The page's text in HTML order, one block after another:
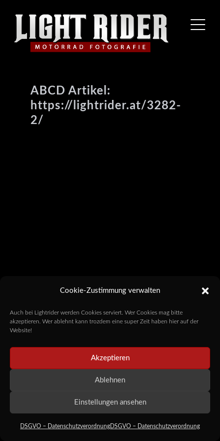
Cookie-Zustimmung verwalten
Auch bei Lightrider werden Cookies serviert. Wer Cookies mag bitte
akzeptieren. Wer ablehnt kann trozdem eine super Zeit haben hier auf der
Website!
Akzeptieren
Ablehnen
Einstellungen ansehen
DSGVO – Datenschutzverordnung DSGVO – Datenschutzverordnung
ABCD Artikel:
https://lightrider.at/3282-
2/